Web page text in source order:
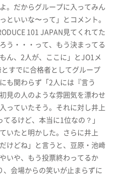
。だからグループに入ってみん
といいな〜って」とコメント。
101 JAPAN見てくれてた
う・・・って、もう決まってる
ん、2人が、ここに」とJO1メ
すでに合格者としてグループ
も関わらず「2人には『言う
見の人のような雰囲気を漂わせ
っていたそう。それに対し井上
るけど、本当に1位なの？」
いたと明かした。さらに井上
けどね」と言うと、豆原・池﨑
いや、もう投票終わってるか
会場からの笑いが止まらずに